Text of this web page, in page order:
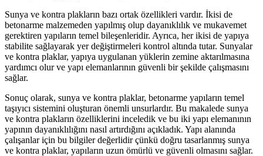
Sunya ve kontra plakların bazı ortak özellikleri vardır. İkisi de
betonarme malzemeden yapılmış olup dayanıklılık ve mukavemet
gerektiren yapıların temel bileşenleridir. Ayrıca, her ikisi de yapıya
stabilite sağlayarak yer değiştirmeleri kontrol altında tutar. Sunyalar
ve kontra plaklar, yapıya uygulanan yüklerin zemine aktarılmasına
yardımcı olur ve yapı elemanlarının güvenli bir şekilde çalışmasını
sağlar.
Sonuç olarak, sunya ve kontra plaklar, betonarme yapıların temel
taşıyıcı sistemini oluşturan önemli unsurlardır. Bu makalede sunya
ve kontra plakların özelliklerini inceledik ve bu iki yapı elemanının
yapının dayanıklılığını nasıl artırdığını açıkladık. Yapı alanında
çalışanlar için bu bilgiler değerlidir çünkü doğru tasarlanmış sunya
ve kontra plaklar, yapıların uzun ömürlü ve güvenli olmasını sağlar.